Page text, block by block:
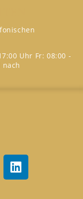
Uhr Fr: 08:00 -